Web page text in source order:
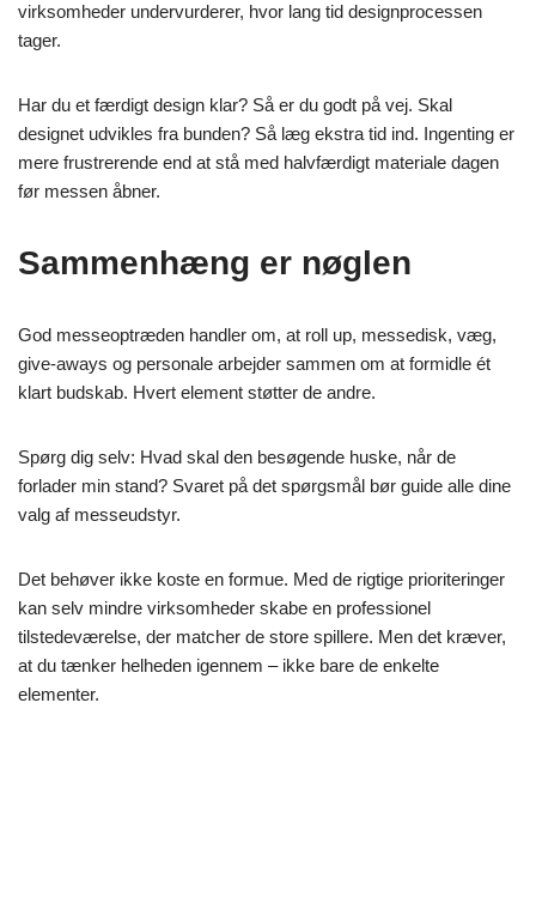
virksomheder undervurderer, hvor lang tid designprocessen
tager.
Har du et færdigt design klar? Så er du godt på vej. Skal
designet udvikles fra bunden? Så læg ekstra tid ind. Ingenting er
mere frustrerende end at stå med halvfærdigt materiale dagen
før messen åbner.
Sammenhæng er nøglen
God messeoptræden handler om, at roll up, messedisk, væg,
give-aways og personale arbejder sammen om at formidle ét
klart budskab. Hvert element støtter de andre.
Spørg dig selv: Hvad skal den besøgende huske, når de
forlader min stand? Svaret på det spørgsmål bør guide alle dine
valg af messeudstyr.
Det behøver ikke koste en formue. Med de rigtige prioriteringer
kan selv mindre virksomheder skabe en professionel
tilstedeværelse, der matcher de store spillere. Men det kræver,
at du tænker helheden igennem – ikke bare de enkelte
elementer.